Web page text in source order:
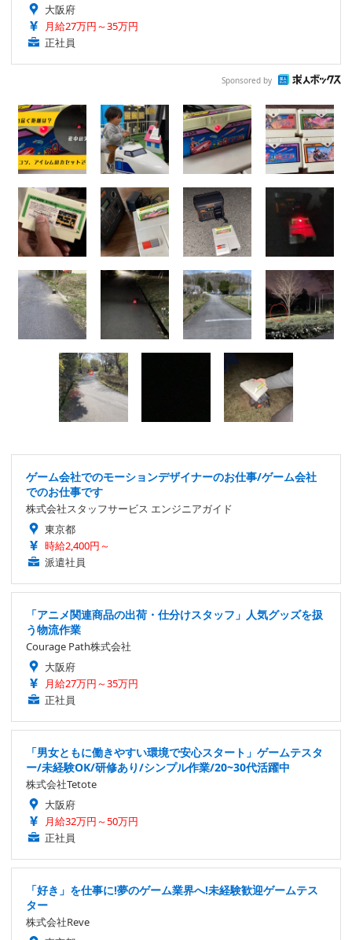
大阪府
月給27万円～35万円
正社員
Sponsored by
ゲーム会社でのモーションデザイナーのお仕事/ゲーム会社
でのお仕事です
株式会社スタッフサービス エンジニアガイド
東京都
時給2,400円～
派遣社員
「アニメ関連商品の出荷・仕分けスタッフ」人気グッズを扱
う物流作業
Courage Path株式会社
大阪府
月給27万円～35万円
正社員
「男女ともに働きやすい環境で安心スタート」ゲームテスタ
ー/未経験OK/研修あり/シンプル作業/20~30代活躍中
株式会社Tetote
大阪府
月給32万円～50万円
正社員
「好き」を仕事に!夢のゲーム業界へ!未経験歓迎ゲームテス
ター
株式会社Reve